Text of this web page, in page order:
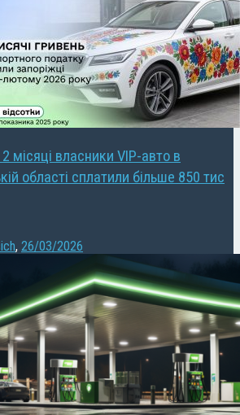
місяці власники VIP-авто в
області сплатили більше 850 тис
, 26/03/2026